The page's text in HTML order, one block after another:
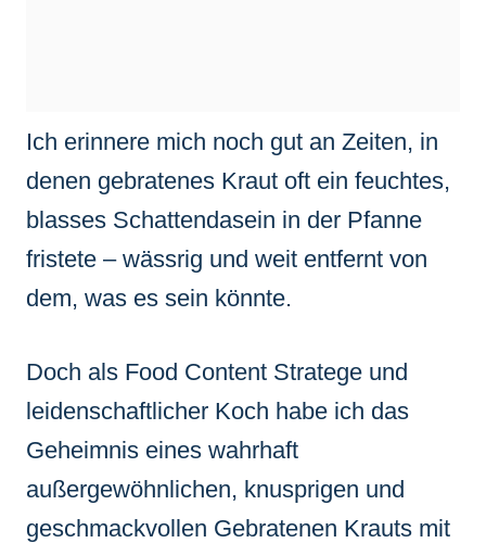
Ich erinnere mich noch gut an Zeiten, in
denen gebratenes Kraut oft ein feuchtes,
blasses Schattendasein in der Pfanne
fristete – wässrig und weit entfernt von
dem, was es sein könnte.
Doch als Food Content Stratege und
leidenschaftlicher Koch habe ich das
Geheimnis eines wahrhaft
außergewöhnlichen, knusprigen und
geschmackvollen Gebratenen Krauts mit